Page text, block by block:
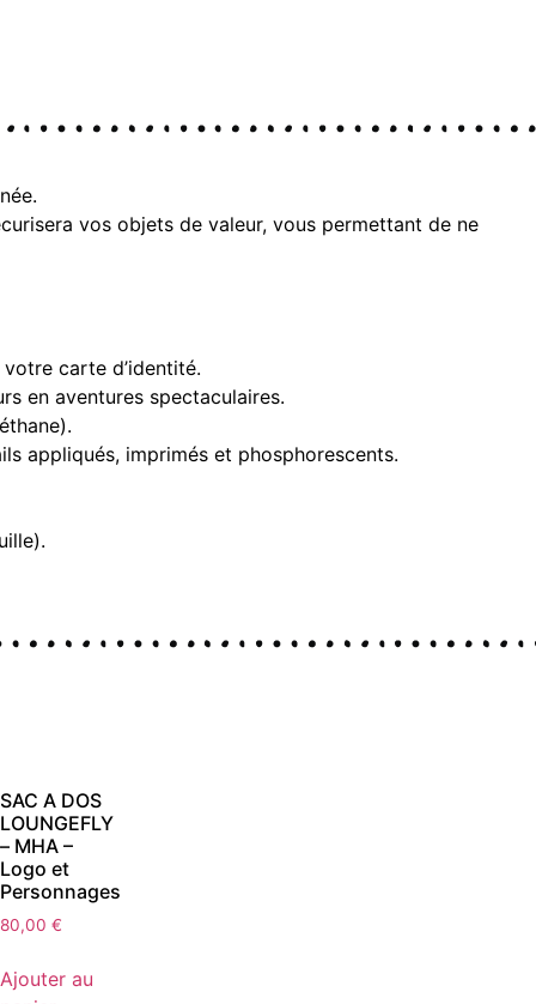
vos objets de valeur, vous permettant de ne
carte d’identité.
en aventures spectaculaires.
appliqués, imprimés et phosphorescents.
SAC A DOS
LOUNGEFLY
– MHA –
Logo et
Personnages
80,00 €
Ajouter au